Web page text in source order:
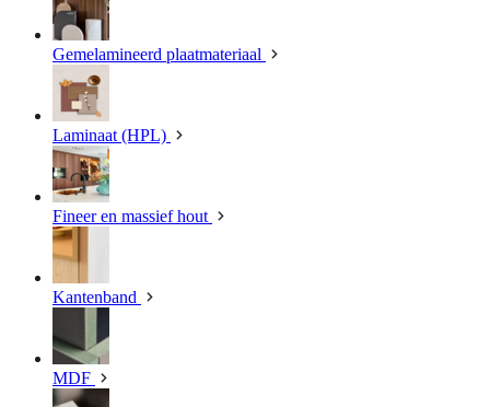
Gemelamineerd plaatmateriaal
Laminaat (HPL)
Fineer en massief hout
Kantenband
MDF